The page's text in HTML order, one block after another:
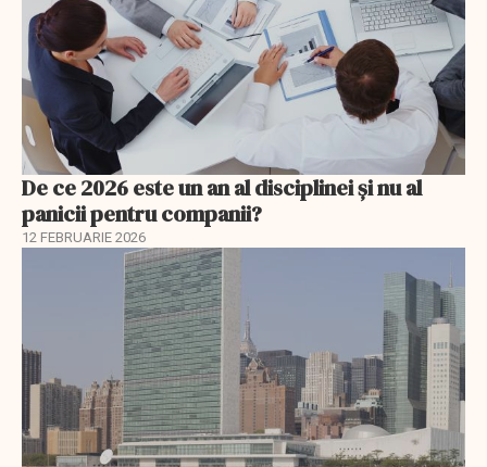
De ce 2026 este un an al disciplinei și nu al
panicii pentru companii?
12 FEBRUARIE 2026